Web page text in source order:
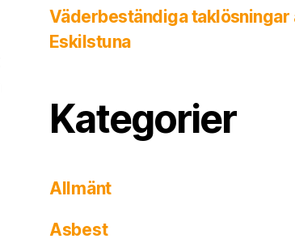
Väderbeständiga
Eskilstuna
Kategorier
Allmänt
Asbest